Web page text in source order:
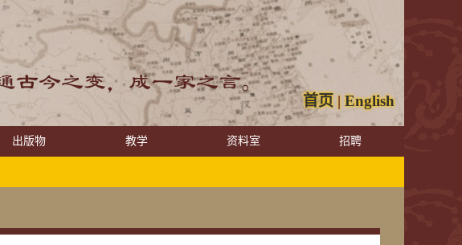
首页 |English
出版物 教学 资料室 招聘